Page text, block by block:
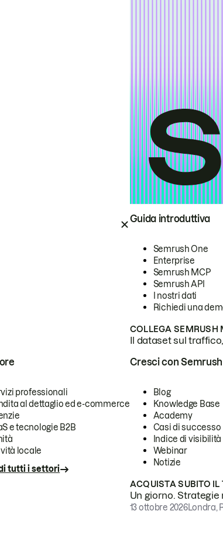
Guida introduttiva
Semrush One
Enterprise
Semrush MCP
Semrush API
I nostri dati
Richiedi una
COLLEGA SEMRUSH
Il dataset sul
professionali
al dettaglio ed e-commerce
e tecnologie B2B
locale
tutti i settori
Cresci con Semrush
Blog
Knowledge Base
Academy
Casi di successo
Indice di visibilità
Webinar
Notizie
ACQUISTA SUBITO IL
Un giorno.
13 ottobre 2026Londra,